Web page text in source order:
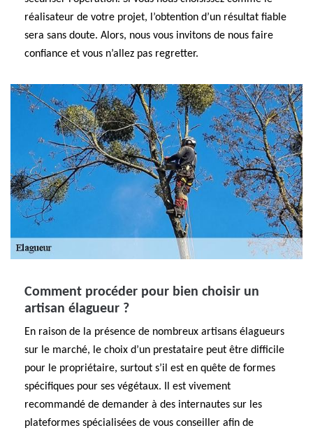
réalisateur de votre projet, l’obtention d’un résultat fiable
sera sans doute. Alors, nous vous invitons de nous faire
confiance et vous n’allez pas regretter.
Comment procéder pour bien choisir un
artisan élagueur ?
En raison de la présence de nombreux artisans élagueurs
sur le marché, le choix d’un prestataire peut être difficile
pour le propriétaire, surtout s’il est en quête de formes
spécifiques pour ses végétaux. Il est vivement
recommandé de demander à des internautes sur les
plateformes spécialisées de vous conseiller afin de